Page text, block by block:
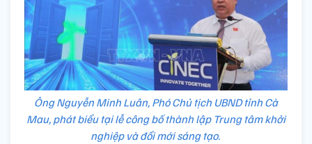
Ông Nguyễn Minh Luân, Phó Chủ tịch UBND tỉnh Cà
Mau, phát biểu tại lễ công bố thành lập Trung tâm khởi
nghiệp và đổi mới sáng tạo.